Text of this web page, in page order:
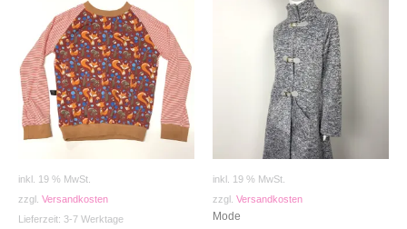
inkl. 19 % MwSt.
zzgl. Versandkosten
Lieferzeit: 3-7 Werktage
inkl. 19 % MwSt.
zzgl. Versandkosten
Mode